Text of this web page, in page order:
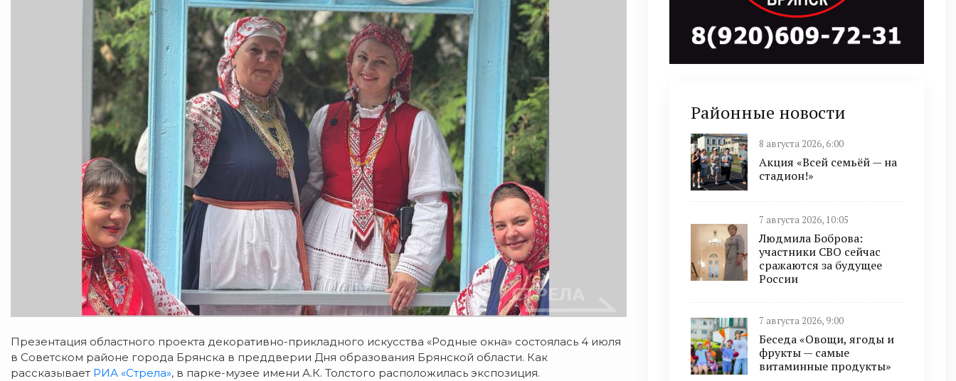
Презентация областного проекта декоративно-прикладного искусства «Родные окна» состоялась 4 июля
в Советском районе города Брянска в преддверии Дня образования Брянской области. Как
рассказывает РИА «Стрела», в парке-музее имени А.К. Толстого расположилась экспозиция.
Районные новости
8 августа 2026, 6:00
Акция «Всей семьёй — на
стадион!»
7 августа 2026, 10:05
Людмила Боброва:
участники СВО сейчас
сражаются за будущее
России
7 августа 2026, 9:00
Беседа «Овощи, ягоды и
фрукты — самые
витаминные продукты»